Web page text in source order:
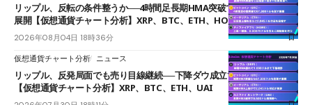
リップル、反転の条件整うか──4時間足長期HMA突破で雲下端を目指す
展開【仮想通貨チャート分析】XRP、BTC、ETH、HOME
2026年08月04日 18時36分
仮想通貨チャート分析 ニュース
リップル、反発局面でも売り目線継続──下降ダウ成立で下値追う展開
【仮想通貨チャート分析】XRP、BTC、ETH、UAI